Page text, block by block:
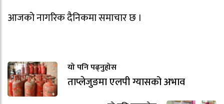
आजको नागरिक दैनिकमा समाचार छ ।
यो पनि पढ्नुहोस
ताप्लेजुङमा एलपी ग्यासको अभाव